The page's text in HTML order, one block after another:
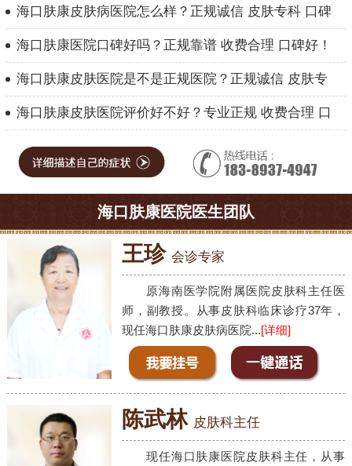
海口肤康皮肤病医院怎么样？正规诚信 皮肤专科 口碑
海口肤康医院口碑好吗？正规靠谱 收费合理 口碑好！
海口肤康皮肤医院是不是正规医院？正规诚信 皮肤专
海口肤康皮肤医院评价好不好？专业正规 收费合理 口
海口肤康医院医生团队
王珍 会诊专家
原海南医学院附属医院皮肤科主任医
师，副教授。从事皮肤科临床诊疗37年，
现任海口肤康皮肤病医院...[详细]
陈武林 皮肤科主任
现任海口肤康医院皮肤科主任，从事